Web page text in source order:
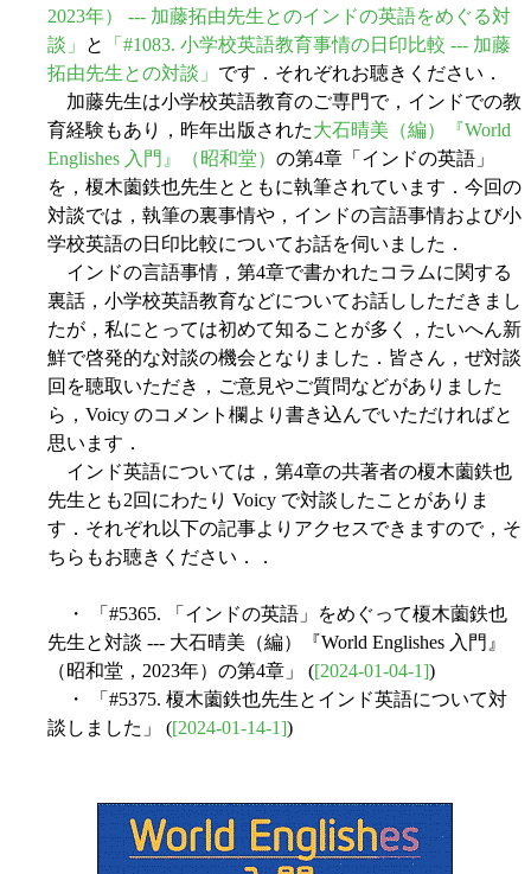
2023年） --- 加藤拓由先生とのインドの英語をめぐる対
談」
と
「#1083. 小学校英語教育事情の日印比較 --- 加藤
拓由先生との対談」 です．それぞれお聴きください．
加藤先生は小学校英語教育のご専門で，インドでの教
育経験もあり，昨年出版された大石晴美（編）『World
Englishes 入門』（昭和堂） の第4章「インドの英語」
を，榎木薗鉄也先生とともに執筆されています．今回の
対談では，執筆の裏事情や，インドの言語事情および小
学校英語の日印比較についてお話を伺いました．
インドの言語事情，第4章で書かれたコラムに関する
裏話，小学校英語教育などについてお話ししただきまし
たが，私にとっては初めて知ることが多く，たいへん新
鮮で啓発的な対談の機会となりました．皆さん，ぜ対談
回を聴取いただき，ご意見やご質問などがありました
ら，Voicy のコメント欄より書き込んでいただければと
思います．
インド英語については，第4章の共著者の榎木薗鉄也
先生とも2回にわたり Voicy で対談したことがありま
す．それぞれ以下の記事よりアクセスできますので，そ
ちらもお聴きください．．
・ 「#5365. 「インドの英語」をめぐって榎木薗鉄也
先生と対談 --- 大石晴美（編）『World Englishes 入門』
（昭和堂，2023年）の第4章」 ([2024-01-04-1])
・ 「#5375. 榎木薗鉄也先生とインド英語について対
談しました」 ([2024-01-14-1])